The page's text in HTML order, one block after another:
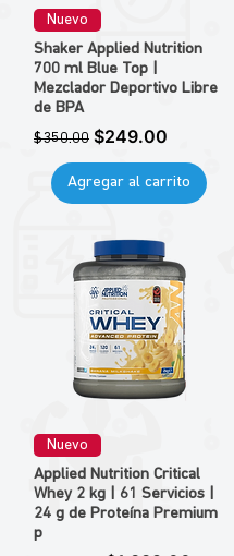
Nuevo
Shaker Applied Nutrition
700 ml Blue Top |
Mezclador Deportivo Libre
de BPA
Precio
$350.00 Precio de oferta
$249.00
Agregar al carrito
Nuevo
Applied Nutrition Critical
Whey 2 kg | 61 Servicios |
24 g de Proteína Premium
p